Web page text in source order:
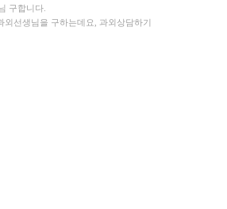
구합니다.
선생님을 구하는데요, 과외상담하기